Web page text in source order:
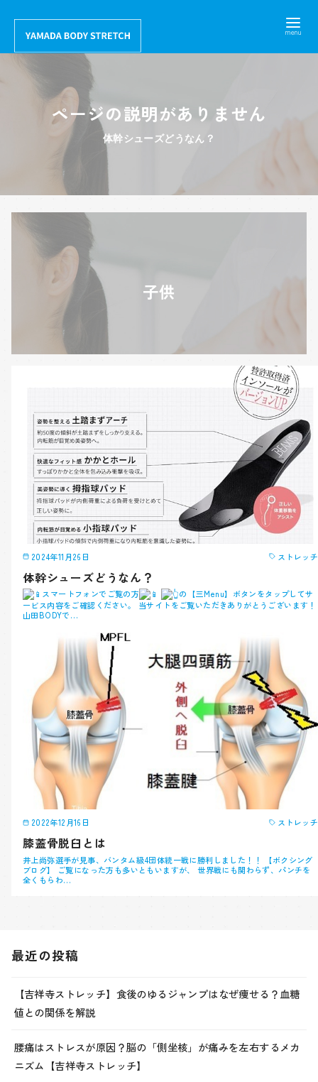
テ
ページの説明がありません
体幹シューズどうなん？
子供
2024年11月26日 ストレッチ
体幹シューズどうなん？
スマートフォンでご覧の方
の【三Menu】ボタンをタップしてサ
ービス内容をご確認ください。 当サイトをご覧いただきありがとうございます！
山田BODYで…
2022年12月16日 ストレッチ
膝蓋骨脱臼とは
井上尚弥選手が見事、バンタム級4団体統一戦に勝利しました！！ 【ボクシング
ブログ】 ご覧になった方も多いともいますが、 世界戦にも関わらず、パンチを
全くもらわ…
最近の投稿
【吉祥寺ストレッチ】食後のゆるジャンプはなぜ痩せる？血糖
値との関係を解説
腰痛はストレスが原因？脳の「側坐核」が痛みを左右するメカ
ニズム【吉祥寺ストレッチ】